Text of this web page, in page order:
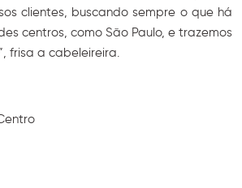
clientes, buscando sempre o que há
centros, como São Paulo, e trazemos
frisa a cabeleireira.